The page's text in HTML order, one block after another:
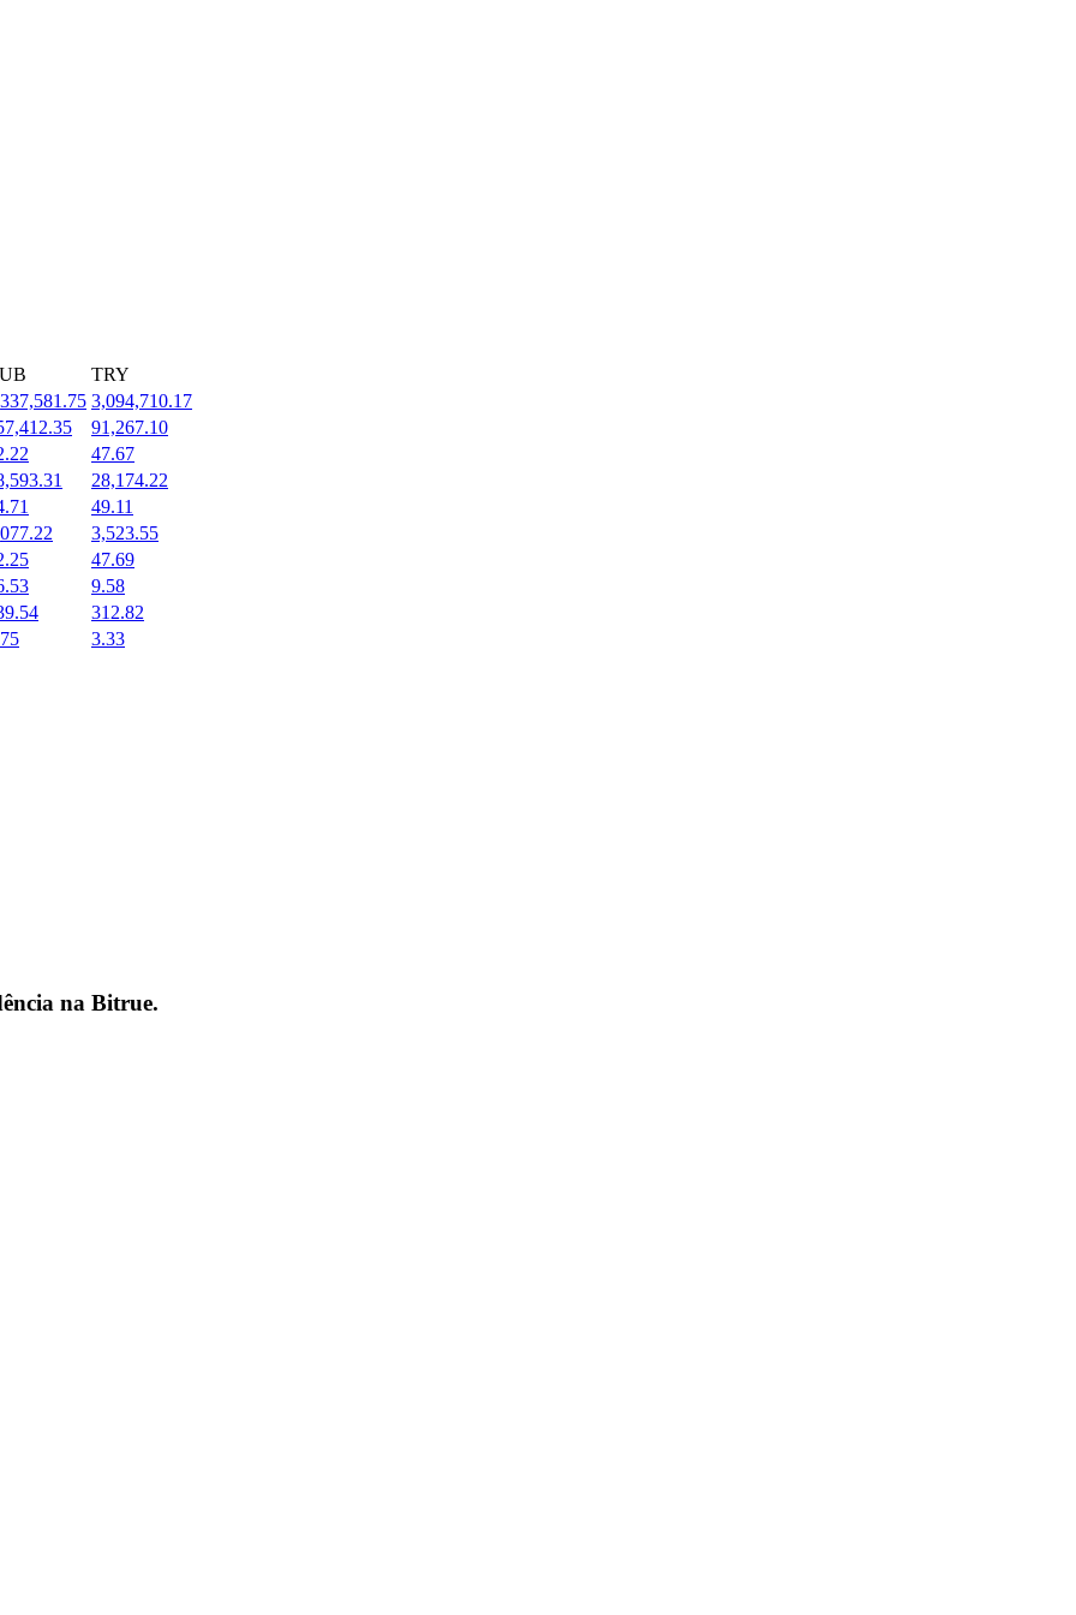
TRY
3,094,710.17
91,267.10
47.67
28,174.22
49.11
3,523.55
47.69
9.58
312.82
3.33
na Bitrue.